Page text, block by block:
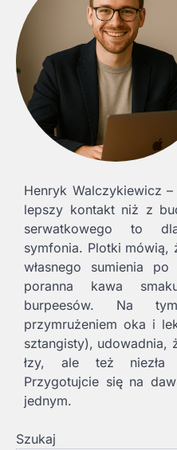
Henryk Walczykiewicz
lepszy kontakt niż z
serwatkowego to
symfonia. Plotki mówią,
własnego sumienia
poranna kawa
burpeesów. Na
przymrużeniem oka i
sztangisty), udowadnia,
łzy, ale też niezła
Przygotujcie się na
jednym.
Szukaj